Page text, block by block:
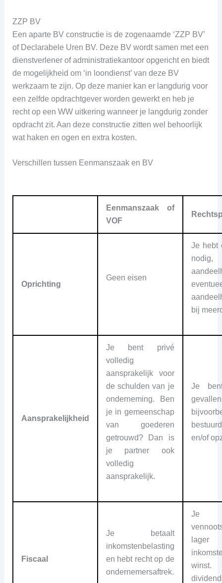
ZZP BV
Een aparte BV constructie is de zogenaamde ‘ZZP BV’
of Declarabele Uren BV. Deze BV wordt samen met een
dienstverlener of administratiekantoor opgericht en biedt
de mogelijkheid om ‘in loondienst’ van deze BV
werkzaam te zijn. Op deze manier kan er langdurig voor
een zelfde opdrachtgever worden gewerkt en heb je
recht op een WW uitkering wanneer je langdurig zonder
opdracht zit. Aan deze constructie zitten wel behoorlijk
wat haken en ogen en extra kosten.
Verschillen tussen Eenmanszaak en BV
Eenmanszaak of
VOF
Oprichting
Geen eisen
Je hebt
bij
Aansprakelijkheid
Je bent privé
volledig
aansprakelijk voor
de schulden van je
onderneming. Ben
je in gemeenschap
van goederen
getrouwd? Dan is
je partner ook
volledig
aansprakelijk.
Je
en/of
Fiscaal
Je betaalt
inkomstenbelasting
en hebt recht op de
ondernemersaftrek.
Je
winst.